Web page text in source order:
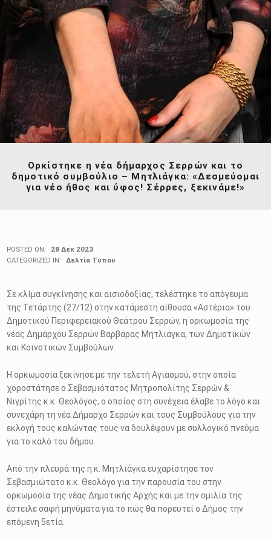
Ορκίστηκε η νέα δήμαρχος Σερρών και το
δημοτικό συμβούλιο – Μητλιάγκα: «Δεσμεύομαι
για νέο ήθος και ύφος! Σέρρες, ξεκινάμε!»
POSTED ON:
28 Δεκ 2023
CATEGORIZED IN:
Δελτία Τύπου
Σε κλίμα συγκίνησης και αισιοδοξίας, τελέστηκε το απόγευμα
της Τετάρτης (27/12) στην κατάμεστη αίθουσα «Αστέρια» του
Δημοτικού Περιφερειακού Θεάτρου Σερρών, η ορκωμοσία της
νέας Δημάρχου Σερρών Βαρβάρας Μητλιάγκα, των Δημοτικών
και Κοινοτικών Συμβούλων.
Η ορκωμοσία ξεκίνησε με την τελετή Αγιασμού, στην οποία
χοροστάτησε ο Σεβασμιότατος Μητροπολίτης Σερρών &
Νιγρίτης κ.κ. Θεολόγος, ο οποίος στη συνέχεια έλαβε το λόγο και
συνεχάρη τη νέα Δήμαρχο Σερρών και τους Συμβούλους για την
εκλογή τους καλώντας τους να δουλέψουν με συλλογικό πνεύμα
για το καλό του δήμου.
Από την πλευρά της η κ. Μητλιάγκα ευχαρίστησε τον
Σεβασμιώτατο κ.κ. Θεολόγο για την παρουσία του στην
ορκωμοσία της νέας Δημοτικής Αρχής και με την ομιλία της
έστειλε σαφή μηνύματα για το πώς θα πορευτεί ο Δήμος την
επόμενη 5ετία.